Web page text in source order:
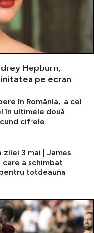
Hepburn,
pe ecran
în România, la cel
în ultimele două
cifrele
zilei 3 mai | James
care a schimbat
totdeauna